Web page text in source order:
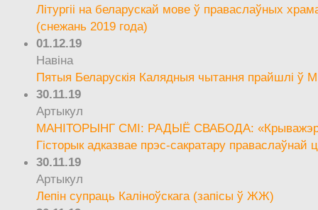
Літургіі на беларускай мове ў праваслаўных
(снежань 2019 года)
01.12.19
Навіна
Пятыя Беларускія Калядныя чытання прайшлі ў
30.11.19
Артыкул
МАНІТОРЫНГ СМІ: РАДЫЁ СВАБОДА:
Гісторык адказвае прэс-сакратару праваслаўнай
30.11.19
Артыкул
Лепін супраць Каліноўскага (запісы ў ЖЖ)